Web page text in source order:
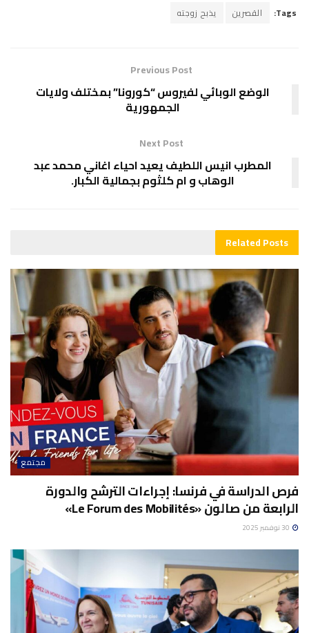
Tags: القصرين يذبح زوجته
Previous Post
الوضع الوبائي لفيروس “كورونا” بمختلف ولايات
الجمهورية
Next Post
المطرب انيس اللطيف يعيد احياء اغاني محمد عبد
الوهاب و ام كلثوم بجمالية الكبار.
RelatedPosts
مجتمع
فرص الدراسة في فرنسا: إجراءات الترشح والدورة
الرابعة من صالون «Le Forum des Mobilités»